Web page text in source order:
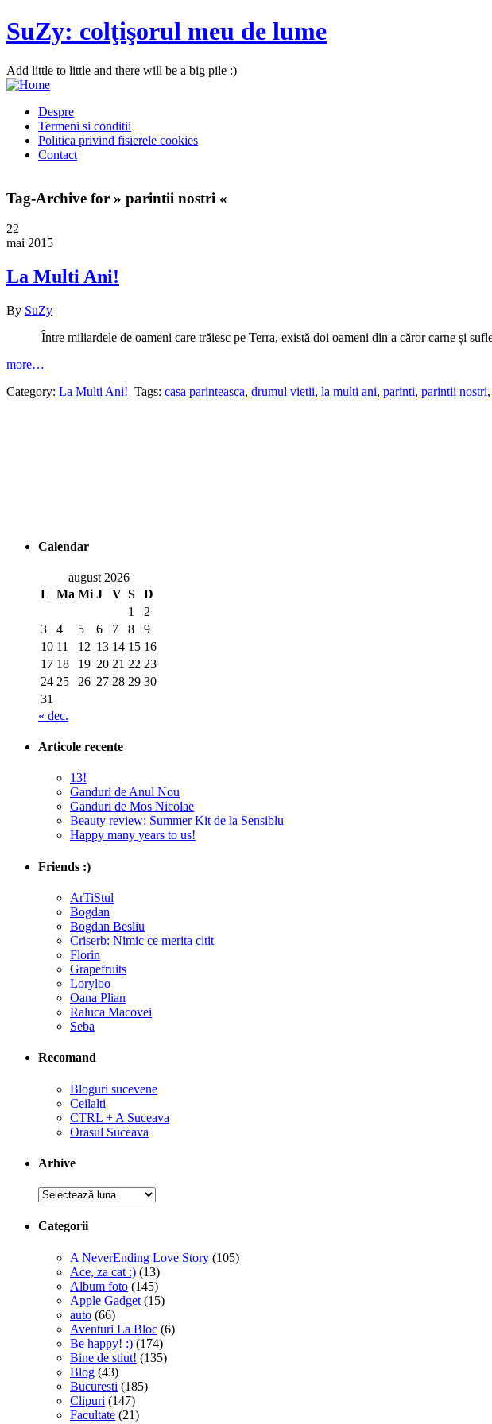
SuZy: colţişorul meu de lume
Add little to little and there will be a big pile :)
Despre
Termeni si conditii
Politica privind fisierele cookies
Contact
Tag-Archive for » parintii nostri «
22
mai 2015
La Multi Ani!
By SuZy
Între miliardele de oameni care trăiesc pe Terra, există doi oameni din a căror carne și
more…
Category: La Multi Ani! Tags: casa parinteasca, drumul vietii, la multi ani, parinti, parintii nostri,
Calendar
august 2026
L Ma Mi J V S
D
1
2
3
4 5 6 7 8
9
10 11 12 13 14 15 16
17 18 19 20 21 22 23
24 25 26 27 28 29 30
31
« dec.
Articole recente
13!
Ganduri de Anul Nou
Ganduri de Mos Nicolae
Beauty review: Summer Kit de la Sensiblu
Happy many years to us!
Friends :)
ArTiStul
Bogdan
Bogdan Besliu
Criserb: Nimic ce merita citit
Florin
Grapefruits
Loryloo
Oana Plian
Raluca Macovei
Seba
Recomand
Bloguri sucevene
Ceilalti
CTRL + A Suceava
Orasul Suceava
Arhive
Arhive
Categorii
A NeverEnding Love Story (105)
Ace, za cat :) (13)
Album foto (145)
Apple Gadget (15)
auto (66)
Aventuri La Bloc (6)
Be happy! :) (174)
Bine de stiut! (135)
Blog (43)
Bucuresti (185)
Clipuri (147)
Facultate (21)